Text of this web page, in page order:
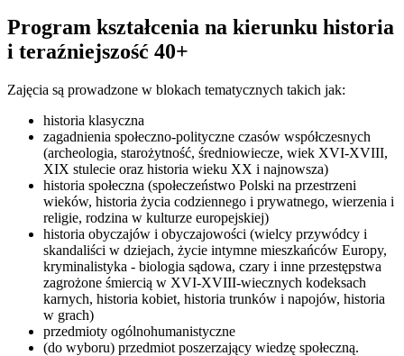
Program kształcenia na kierunku historia
i teraźniejszość 40+
Zajęcia są prowadzone w blokach tematycznych takich jak:
historia klasyczna
zagadnienia społeczno-polityczne czasów współczesnych
(archeologia, starożytność, średniowiecze, wiek XVI-XVIII,
XIX stulecie oraz historia wieku XX i najnowsza)
historia społeczna (społeczeństwo Polski na przestrzeni
wieków, historia życia codziennego i prywatnego, wierzenia i
religie, rodzina w kulturze europejskiej)
historia obyczajów i obyczajowości (wielcy przywódcy i
skandaliści w dziejach, życie intymne mieszkańców Europy,
kryminalistyka - biologia sądowa, czary i inne przestępstwa
zagrożone śmiercią w XVI-XVIII-wiecznych kodeksach
karnych, historia kobiet, historia trunków i napojów, historia
w grach)
przedmioty ogólnohumanistyczne
(do wyboru) przedmiot poszerzający wiedzę społeczną.